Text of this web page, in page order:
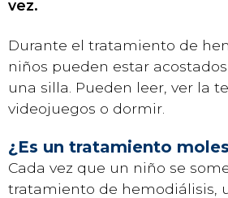
vez.
Durante el tratamiento de
niños pueden estar
una silla. Pueden leer, ver la
videojuegos o dormir.
¿Es un tratamiento
Cada vez que un niño se
tratamiento de hemodiálisis,